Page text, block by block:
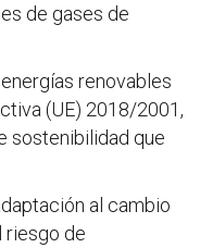
de gases de
renovables
(UE) 2018/2001,
sostenibilidad que
al cambio
riesgo de